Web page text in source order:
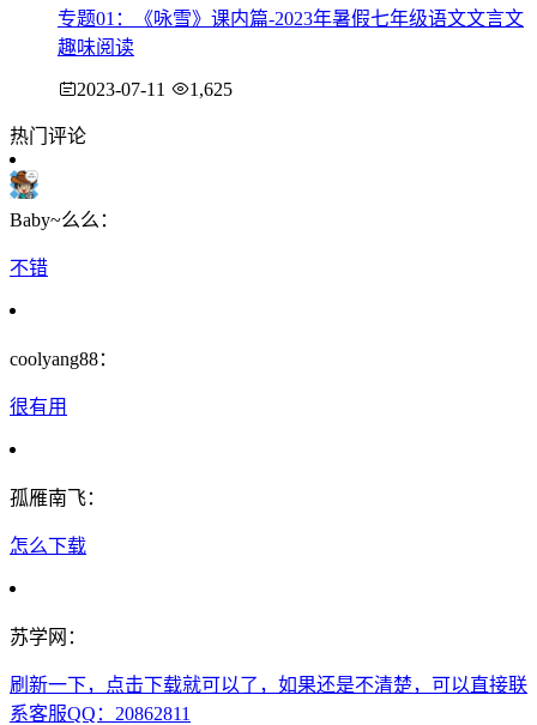
专题01：《咏雪》课内篇-2023年暑假七年级语文文言文
趣味阅读
2023-07-11 1,625
热门评论
Baby~么么：
不错
coolyang88：
很有用
孤雁南飞：
怎么下载
苏学网：
刷新一下，点击下载就可以了，如果还是不清楚，可以直接联
系客服QQ：20862811